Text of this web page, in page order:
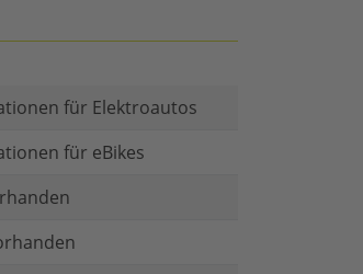
für Elektroautos
für eBikes